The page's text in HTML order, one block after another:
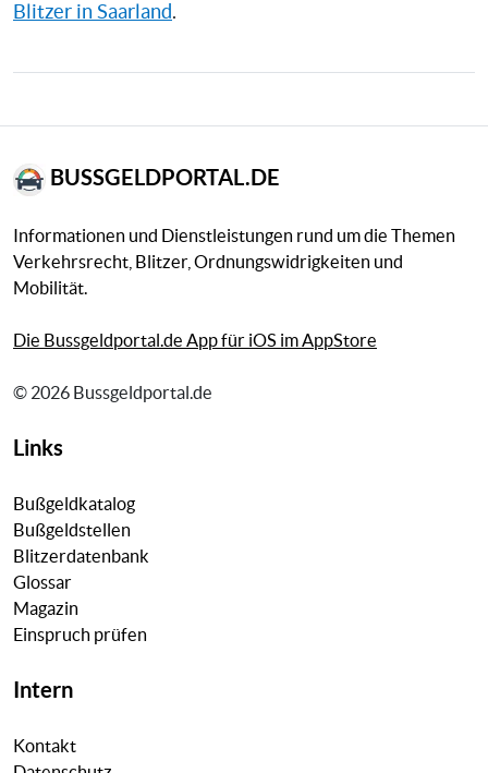
Blitzer in Saarland.
BUSSGELDPORTAL.DE
Informationen und Dienstleistungen rund um die Themen
Verkehrsrecht, Blitzer, Ordnungswidrigkeiten und
Mobilität.
Die Bussgeldportal.de App für iOS im AppStore
© 2026 Bussgeldportal.de
Links
Bußgeldkatalog
Bußgeldstellen
Blitzerdatenbank
Glossar
Magazin
Einspruch prüfen
Intern
Kontakt